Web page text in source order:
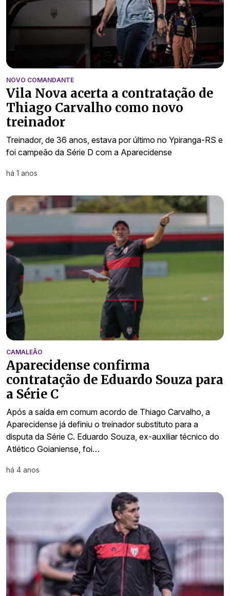
NOVO COMANDANTE
Vila Nova acerta a contratação de
Thiago Carvalho como novo
treinador
Treinador, de 36 anos, estava por último no Ypiranga-RS e
foi campeão da Série D com a Aparecidense
há 1 anos
CAMALEÃO
Aparecidense confirma
contratação de Eduardo Souza para
a Série C
Após a saída em comum acordo de Thiago Carvalho, a
Aparecidense já definiu o treinador substituto para a
disputa da Série C. Eduardo Souza, ex-auxiliar técnico do
Atlético Goianiense, foi…
há 4 anos